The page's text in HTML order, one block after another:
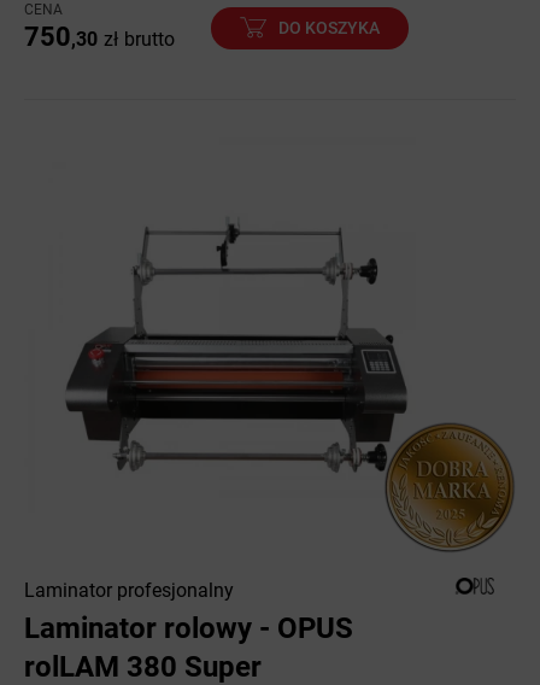
CENA
750,30 zł brutto
DO KOSZYKA
Laminator profesjonalny
Laminator rolowy - OPUS
rolLAM 380 Super